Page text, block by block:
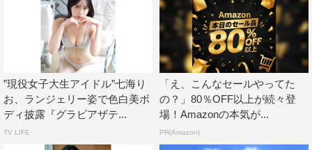
”現役女子大生アイドル”七海り
お、ランジェリー姿で色白美ボ
ディ披露『グラビアザテ...
TV LIFE
「え、こんなセールやってた
の？」80％OFF以上が続々登
場！Amazonの本気が...
PR(Amazon)